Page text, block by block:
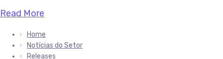
Read More
Home
Notícias do Setor
Releases